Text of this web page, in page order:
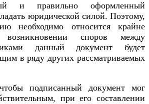
и правильно оформленный
юридической силой. Поэтому,
необходимо относится крайне
споров между
данный документ будет
в ряду других рассматриваемых
подписанный документ мог
при его составлении